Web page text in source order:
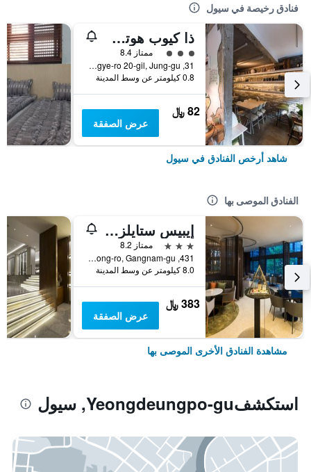
فنادق رخيصة في سيول
ذا كيوب هوتل - دار ضيافة
تقييم فئة 3ممتاز 8.4
31, Toegye-ro 20-gil, Jung-gu, سيول, كوريا الجنوبية
0.8 كيلومتر عن وسط المدينة
82 ﷼
عرض الصفقة
شاهد أرخص الفنادق في سيول
الفنادق الموصى بها
إيبيس ستايلز أمباسادور سيول غانغنام
3 نجوم
ممتاز 8.2
431, Samseong-ro, Gangnam-gu, سيول, كوريا الجنوبية
8.0 كيلومتر عن وسط المدينة
383 ﷼
عرض الصفقة
مشاهدة الفنادق الأخرى الموصى بها
استكشفYeongdeungpo-gu, سيول